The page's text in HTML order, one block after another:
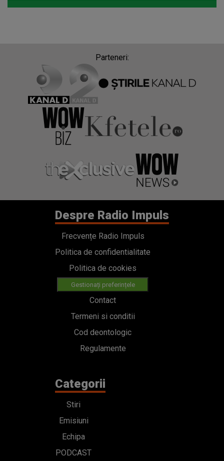
Parteneri:
Despre Radio Impuls
Frecvențe Radio Impuls
Politica de confidentialitate
Politica de cookies
Gestionați preferințele
Contact
Termeni si conditii
Cod deontologic
Regulamente
Categorii
Stiri
Emisiuni
Echipa
PODCAST